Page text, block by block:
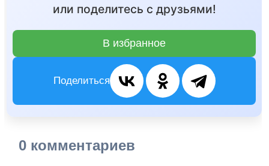
или поделитесь с друзьями!
В избранное
Поделиться
0 комментариев